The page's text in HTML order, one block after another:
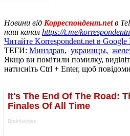
Новини від Корреспондент.netв
наш канал https://t.me/
Читайте Korrespondent.net в Google
ТЕГИ: Минздрав, украинцы,
Якщо ви помітили помилку,
натисніть Ctrl + Enter, щоб